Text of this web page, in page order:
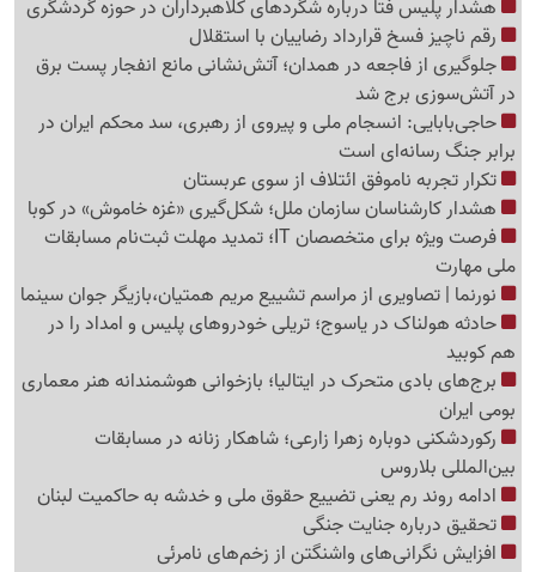
هشدار پلیس فتا درباره شگردهای کلاهبرداران در حوزه گردشگری
رقم ناچیز فسخ قرارداد رضاییان با استقلال
جلوگیری از فاجعه در همدان؛ آتش‌نشانی مانع انفجار پست برق
در آتش‌سوزی برج شد
حاجی‌بابایی: انسجام ملی و پیروی از رهبری، سد محکم ایران در
برابر جنگ رسانه‌ای است
تکرار تجربه ناموفق ائتلاف از سوی عربستان
هشدار کارشناسان سازمان ملل؛ شکل‌گیری «غزه‌ خاموش» در کوبا
فرصت ویژه برای متخصصان IT؛ تمدید مهلت ثبت‌نام مسابقات
ملی مهارت
نورنما | تصاویری از مراسم تشییع مریم همتیان،بازیگر جوان سینما
حادثه هولناک در یاسوج؛ تریلی خودروهای پلیس و امداد را در
هم کوبید
برج‌های بادی متحرک در ایتالیا؛ بازخوانی هوشمندانه هنر معماری
بومی ایران
رکوردشکنی دوباره زهرا زارعی؛ شاهکار زنانه در مسابقات
بین‌المللی بلاروس
ادامه روند رم یعنی تضییع حقوق ملی و خدشه به حاکمیت لبنان
تحقیق درباره جنایت جنگی
افزایش نگرانی‌های واشنگتن از زخم‌های نامرئی